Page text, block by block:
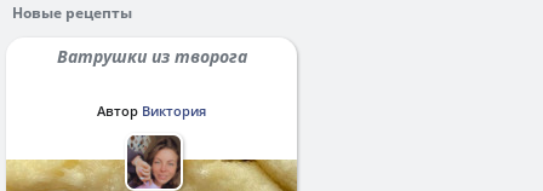
Новые рецепты
Ватрушки из творога
Автор Виктория